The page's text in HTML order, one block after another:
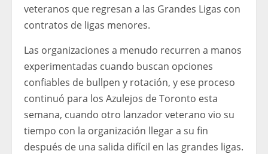
veteranos que regresan a las Grandes Ligas con
contratos de ligas menores.
Las organizaciones a menudo recurren a manos
experimentadas cuando buscan opciones
confiables de bullpen y rotación, y ese proceso
continuó para los Azulejos de Toronto esta
semana, cuando otro lanzador veterano vio su
tiempo con la organización llegar a su fin
después de una salida difícil en las grandes ligas.